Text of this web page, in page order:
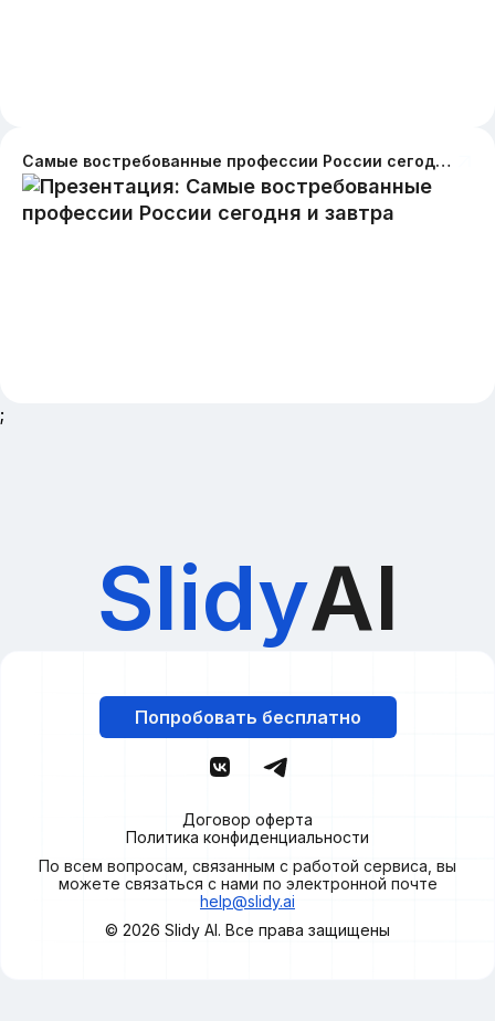
Самые востребованные профессии России сегодня и завтра
;
SlidyAI
Попробовать бесплатно
Договор оферта
Политика конфиденциальности
По всем вопросам, связанным с работой сервиса, вы
можете связаться с нами по электронной почте
help@slidy.ai
© 2026 Slidy AI. Все права защищены